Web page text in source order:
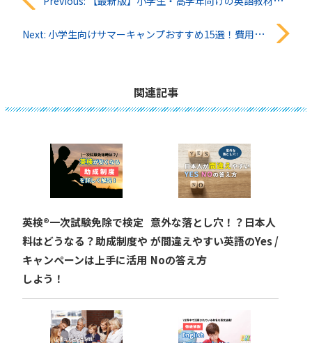
稿
ョ
ン
Next: 小学生向けサマーキャンプおすすめ15選！費用・選び方・失敗しないポイントを徹底解説
関連記事
英検®︎一次試験免除で検定
料はどうなる？助成制度や
キャンペーンは上手に活用
しよう！
意外な落とし穴！？日本人
が間違えやすい英語のYes /
Noの答え方